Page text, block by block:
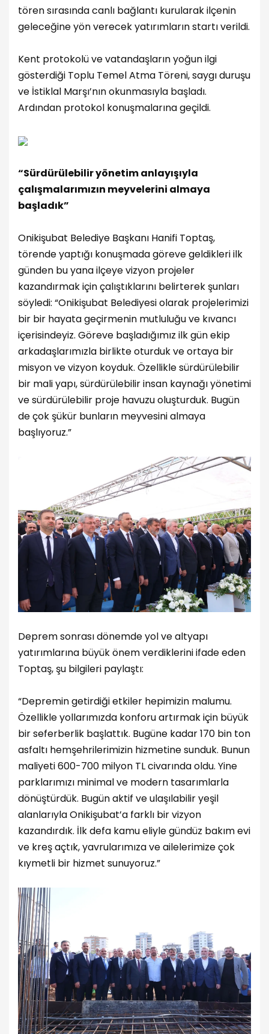
tören sırasında canlı bağlantı kurularak ilçenin
geleceğine yön verecek yatırımların startı verildi.
Kent protokolü ve vatandaşların yoğun ilgi
gösterdiği Toplu Temel Atma Töreni, saygı duruşu
ve İstiklal Marşı’nın okunmasıyla başladı.
Ardından protokol konuşmalarına geçildi.
“Sürdürülebilir yönetim anlayışıyla
çalışmalarımızın meyvelerini almaya
başladık”
Onikişubat Belediye Başkanı Hanifi Toptaş,
törende yaptığı konuşmada göreve geldikleri ilk
günden bu yana ilçeye vizyon projeler
kazandırmak için çalıştıklarını belirterek şunları
söyledi: “Onikişubat Belediyesi olarak projelerimizi
bir bir hayata geçirmenin mutluluğu ve kıvancı
içerisindeyiz. Göreve başladığımız ilk gün ekip
arkadaşlarımızla birlikte oturduk ve ortaya bir
misyon ve vizyon koyduk. Özellikle sürdürülebilir
bir mali yapı, sürdürülebilir insan kaynağı yönetimi
ve sürdürülebilir proje havuzu oluşturduk. Bugün
de çok şükür bunların meyvesini almaya
başlıyoruz.”
Deprem sonrası dönemde yol ve altyapı
yatırımlarına büyük önem verdiklerini ifade eden
Toptaş, şu bilgileri paylaştı:
“Depremin getirdiği etkiler hepimizin malumu.
Özellikle yollarımızda konforu artırmak için büyük
bir seferberlik başlattık. Bugüne kadar 170 bin ton
asfaltı hemşehrilerimizin hizmetine sunduk. Bunun
maliyeti 600-700 milyon TL civarında oldu. Yine
parklarımızı minimal ve modern tasarımlarla
dönüştürdük. Bugün aktif ve ulaşılabilir yeşil
alanlarıyla Onikişubat’a farklı bir vizyon
kazandırdık. İlk defa kamu eliyle gündüz bakım evi
ve kreş açtık, yavrularımıza ve ailelerimize çok
kıymetli bir hizmet sunuyoruz.”